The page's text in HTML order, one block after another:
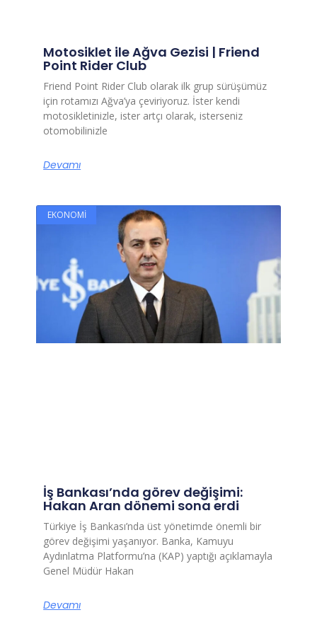
Motosiklet ile Ağva Gezisi | Friend
Point Rider Club
Friend Point Rider Club olarak ilk grup sürüşümüz
için rotamızı Ağva’ya çeviriyoruz. İster kendi
motosikletinizle, ister artçı olarak, isterseniz
otomobilinizle
Devamı
EKONOMI
İş Bankası’nda görev değişimi:
Hakan Aran dönemi sona erdi
Türkiye İş Bankası’nda üst yönetimde önemli bir
görev değişimi yaşanıyor. Banka, Kamuyu
Aydınlatma Platformu’na (KAP) yaptığı açıklamayla
Genel Müdür Hakan
Devamı